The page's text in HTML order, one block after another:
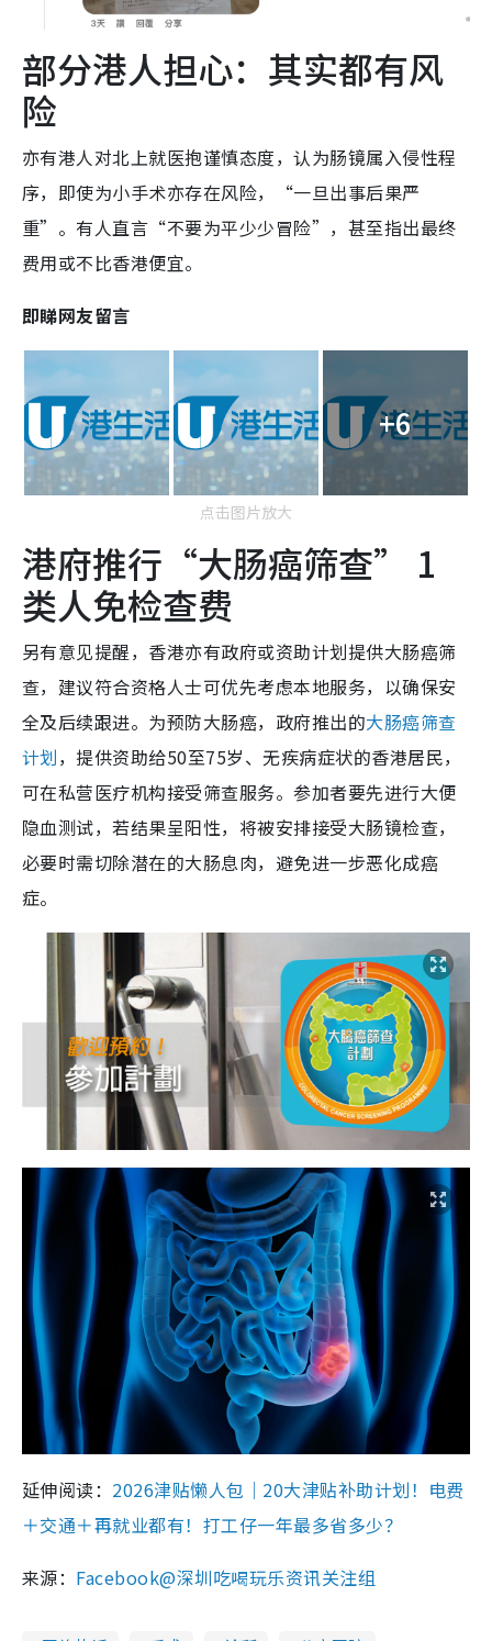
部分港人担心：其实都有风
险
亦有港人对北上就医抱谨慎态度，认为肠镜属入侵性程
序，即使为小手术亦存在风险，“一旦出事后果严
重”。有人直言“不要为平少少冒险”，甚至指出最终
费用或不比香港便宜。
即睇网友留言
+6
点击图片放大
港府推行“大肠癌筛查” 1
类人免检查费
另有意见提醒，香港亦有政府或资助计划提供大肠癌筛
查，建议符合资格人士可优先考虑本地服务，以确保安
全及后续跟进。为预防大肠癌，政府推出的大肠癌筛查
计划，提供资助给50至75岁、无疾病症状的香港居民，
可在私营医疗机构接受筛查服务。参加者要先进行大便
隐血测试，若结果呈阳性，将被安排接受大肠镜检查，
必要时需切除潜在的大肠息肉，避免进一步恶化成癌
症。
延伸阅读： 2026津贴懒人包｜20大津贴补助计划！电费
＋交通＋再就业都有！打工仔一年最多省多少？
来源： Facebook@深圳吃喝玩乐资讯关注组